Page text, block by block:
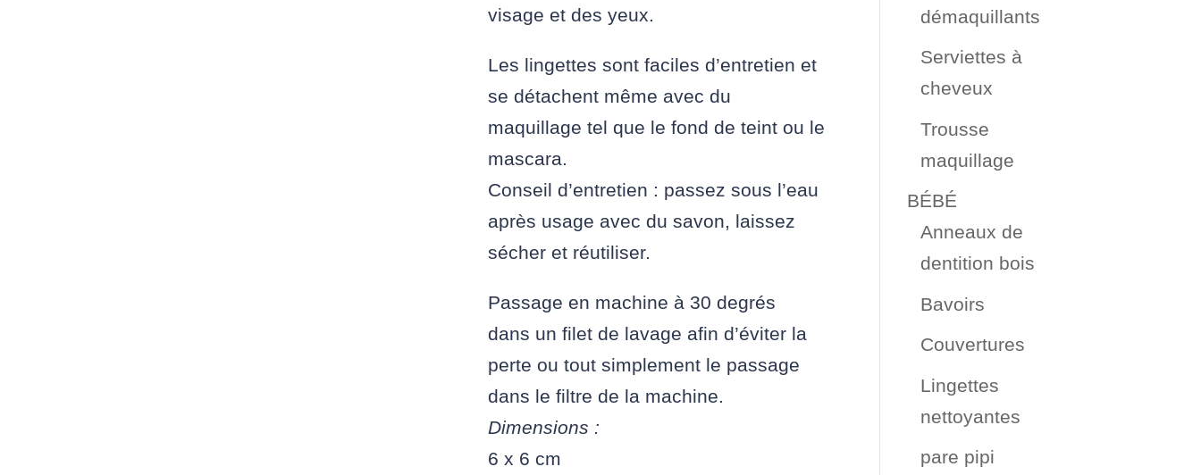
visage et des yeux.
Les lingettes sont faciles d’entretien et
se détachent même avec du
maquillage tel que le fond de teint ou le
mascara.
Conseil d’entretien : passez sous l’eau
après usage avec du savon, laissez
sécher et réutiliser.
Passage en machine à 30 degrés
dans un filet de lavage afin d’éviter la
perte ou tout simplement le passage
dans le filtre de la machine.
Dimensions :
6 x 6 cm
démaquillants
Serviettes à
cheveux
Trousse
maquillage
BÉBÉ
Anneaux de
dentition bois
Bavoirs
Couvertures
Lingettes
nettoyantes
pare pipi